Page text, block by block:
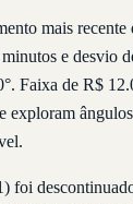
mais
e desvio
Faixa de R$
exploram
foi